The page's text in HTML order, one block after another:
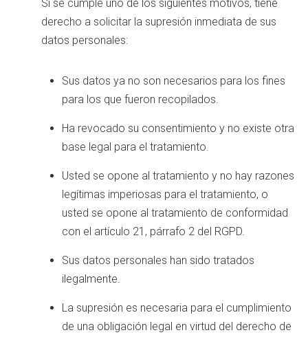
Si se cumple uno de los siguientes motivos, tiene
derecho a solicitar la supresión inmediata de sus
datos personales:
Sus datos ya no son necesarios para los fines
para los que fueron recopilados.
Ha revocado su consentimiento y no existe otra
base legal para el tratamiento.
Usted se opone al tratamiento y no hay razones
legítimas imperiosas para el tratamiento, o
usted se opone al tratamiento de conformidad
con el artículo 21, párrafo 2 del RGPD.
Sus datos personales han sido tratados
ilegalmente.
La supresión es necesaria para el cumplimiento
de una obligación legal en virtud del derecho de